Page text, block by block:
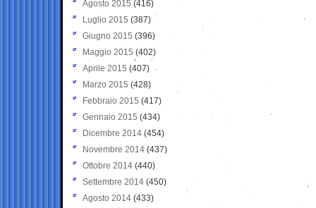
Agosto 2015 (416)
Luglio 2015 (387)
Giugno 2015 (396)
Maggio 2015 (402)
Aprile 2015 (407)
Marzo 2015 (428)
Febbraio 2015 (417)
Gennaio 2015 (434)
Dicembre 2014 (454)
Novembre 2014 (437)
Ottobre 2014 (440)
Settembre 2014 (450)
Agosto 2014 (433)